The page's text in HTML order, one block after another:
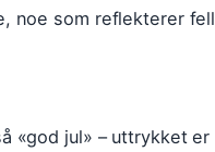
noe som reflekterer
«god jul» – uttrykket